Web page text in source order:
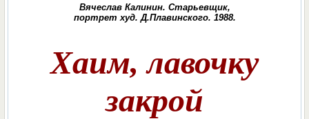
Вячеслав Калинин. Старьевщик,
портрет худ. Д.Плавинского. 1988.
Хаим, лавочку
закрой